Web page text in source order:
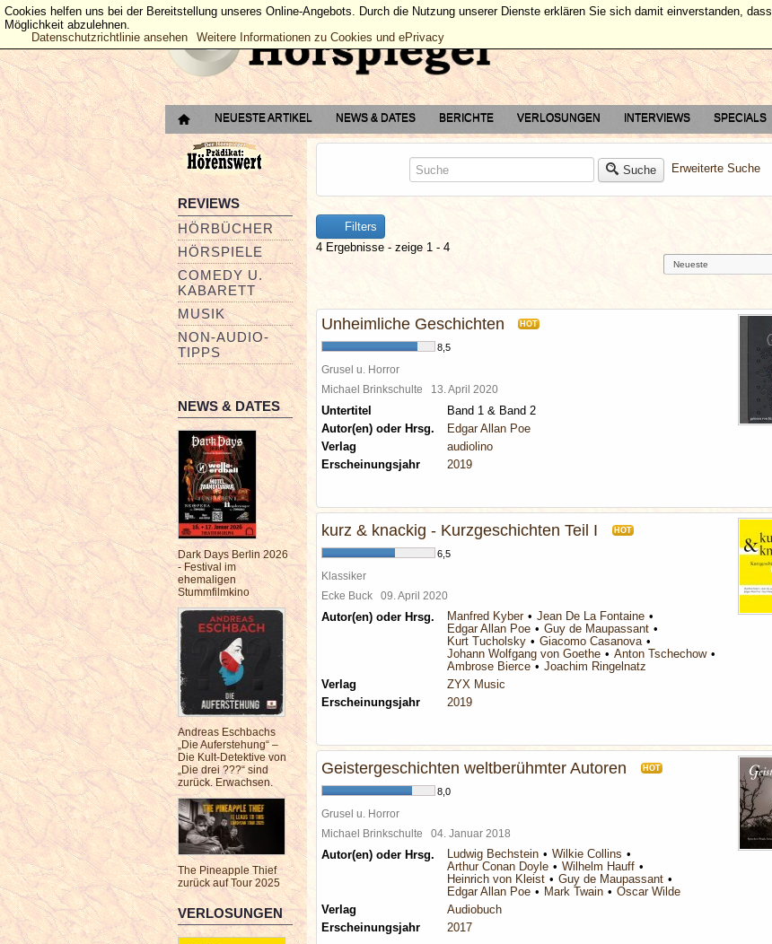
NEUESTE ARTIKEL NEWS & DATES BERICHTE VERLOSUNGEN INTERVIEWS SPECIALS
REVIEWS
HÖRBÜCHER
HÖRSPIELE
COMEDY U.
KABARETT
MUSIK
NON-AUDIO-
TIPPS
NEWS & DATES
Dark Days Berlin 2026
- Festival im
ehemaligen
Stummfilmkino
Andreas Eschbachs
„Die Auferstehung“ –
Die Kult-Detektive von
„Die drei ???“ sind
zurück. Erwachsen.
The Pineapple Thief
zurück auf Tour 2025
VERLOSUNGEN
Suche Erweiterte Suche
Filters
4 Ergebnisse - zeige 1 - 4
Unheimliche Geschichten HOT
8,5
Grusel u. Horror
Michael Brinkschulte 13. April 2020
Untertitel
Band 1 & Band 2
Autor(en) oder Hrsg.
Edgar Allan Poe
Verlag
audiolino
Erscheinungsjahr
2019
kurz & knackig - Kurzgeschichten Teil I HOT
6,5
Klassiker
Ecke Buck 09. April 2020
Autor(en) oder Hrsg. Manfred Kyber
Jean De La Fontaine
Edgar Allan Poe
Guy de Maupassant
Kurt Tucholsky
Giacomo Casanova
Johann Wolfgang von Goethe
Anton Tschechow
Ambrose Bierce
Joachim Ringelnatz
Verlag
ZYX Music
Erscheinungsjahr
2019
Geistergeschichten weltberühmter Autoren HOT
8,0
Grusel u. Horror
Michael Brinkschulte 04. Januar 2018
Autor(en) oder Hrsg. Ludwig Bechstein
Wilkie Collins
Arthur Conan Doyle
Wilhelm Hauff
Heinrich von Kleist
Guy de Maupassant
Edgar Allan Poe
Mark Twain
Oscar Wilde
Verlag
Audiobuch
Erscheinungsjahr
2017
Cookies helfen uns bei der Bereitstellung unseres Online-Angebots. Durch die Nutzung unserer Dienste erklären Sie sich damit einverstanden,
Möglichkeit abzulehnen.
Datenschutzrichtlinie ansehen
Weitere Informationen zu Cookies und ePrivacy